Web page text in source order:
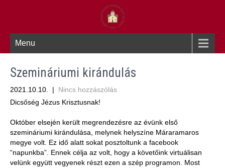
Menu
Szemináriumi kirándulás
2021.10.10. | Nincs hozzászólás
Dicsőség Jézus Krisztusnak!
Október elsején került megrendezésre az évünk első
szemináriumi kirándulása, melynek helyszíne Máraramaros
megye volt. Ez idő alatt sokat posztoltunk a facebook
“napunkba”. Ennek célja az volt, hogy a követőink virtuálisan
velünk együtt vegyenek részt ezen a szép programon. Most